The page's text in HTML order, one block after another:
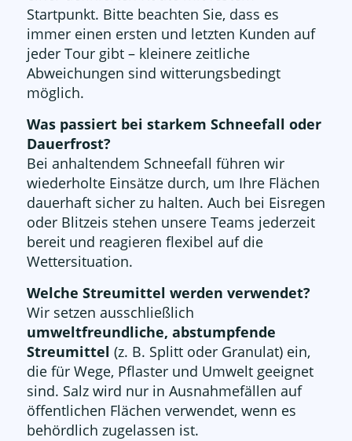
Startpunkt. Bitte beachten Sie, dass es
immer einen ersten und letzten Kunden auf
jeder Tour gibt – kleinere zeitliche
Abweichungen sind witterungsbedingt
möglich.
Was passiert bei starkem Schneefall oder
Dauerfrost?
Bei anhaltendem Schneefall führen wir
wiederholte Einsätze durch, um Ihre Flächen
dauerhaft sicher zu halten. Auch bei Eisregen
oder Blitzeis stehen unsere Teams jederzeit
bereit und reagieren flexibel auf die
Wettersituation.
Welche Streumittel werden verwendet?
Wir setzen ausschließlich
umweltfreundliche, abstumpfende
Streumittel (z. B. Splitt oder Granulat) ein,
die für Wege, Pflaster und Umwelt geeignet
sind. Salz wird nur in Ausnahmefällen auf
öffentlichen Flächen verwendet, wenn es
behördlich zugelassen ist.